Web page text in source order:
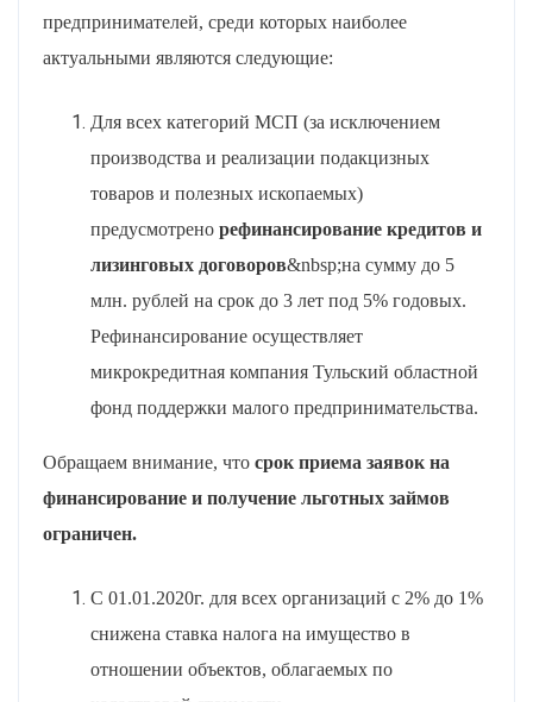
предпринимателей, среди которых наиболее
актуальными являются следующие:
Для всех категорий МСП (за исключением
производства и реализации подакцизных
товаров и полезных ископаемых)
предусмотрено рефинансирование кредитов и
лизинговых договоров&nbsp;на сумму до 5
млн. рублей на срок до 3 лет под 5% годовых.
Рефинансирование осуществляет
микрокредитная компания Тульский областной
фонд поддержки малого предпринимательства.
Обращаем внимание, что срок приема заявок на
финансирование и получение льготных займов
ограничен.
С 01.01.2020г. для всех организаций с 2% до 1%
снижена ставка налога на имущество в
отношении объектов, облагаемых по